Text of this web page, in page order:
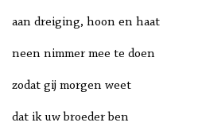
aan dreiging, hoon en haat
neen nimmer mee te doen
zodat gij morgen weet
dat ik uw broeder ben